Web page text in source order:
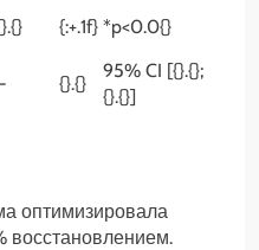
{:+.1f} *p<0.0{}
{}.{}
95% CI [{}.{};
{}.{}]
оптимизировала
восстановлением.